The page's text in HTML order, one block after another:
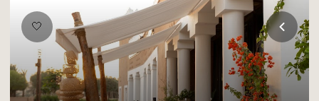
تخطي إلى المحتوى الرئيسي
🤍